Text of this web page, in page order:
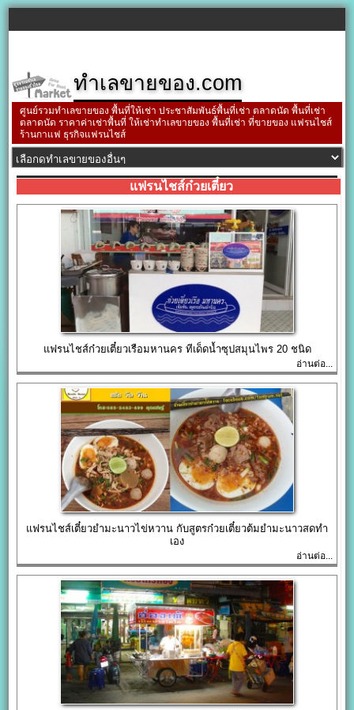
ทำเลขายของ.com
ศูนย์รวมทำเลขายของ พื้นที่ให้เช่า ประชาสัมพันธ์พื้นที่เช่า ตลาดนัด พื้นที่เช่า
ตลาดนัด ราคาค่าเช่าพื้นที่ ให้เช่าทำเลขายของ พื้นที่เช่า ที่ขายของ แฟรนไชส์
ร้านกาแฟ ธุรกิจแฟรนไชส์
แฟรนไชส์ก๋วยเตี๋ยว
แฟรนไชส์ก๋วยเตี๋ยวเรือมหานคร ทีเด็ดน้ำซุปสมุนไพร 20 ชนิด
อ่านต่อ...
แฟรนไชส์เตี๋ยวยำมะนาวไข่หวาน กับสูตรก๋วยเตี๋ยวต้มยำมะนาวสดทำ
เอง
อ่านต่อ...